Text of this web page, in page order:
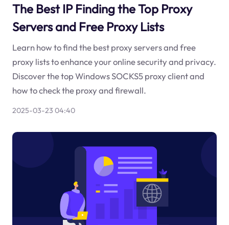
The Best IP Finding the Top Proxy
Servers and Free Proxy Lists
Learn how to find the best proxy servers and free
proxy lists to enhance your online security and privacy.
Discover the top Windows SOCKS5 proxy client and
how to check the proxy and firewall.
2025-03-23 04:40